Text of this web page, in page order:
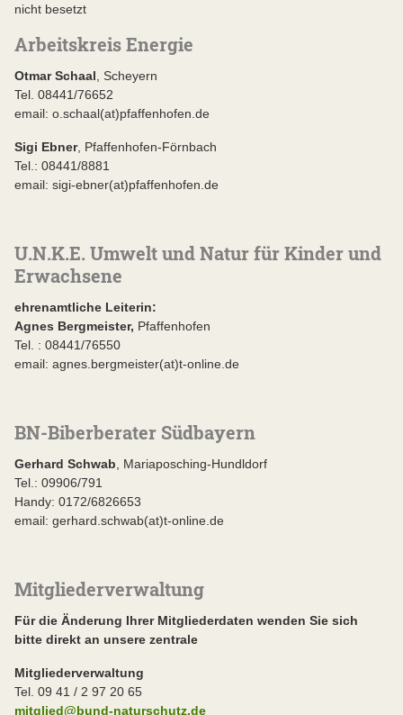
nicht besetzt
Arbeitskreis Energie
Otmar Schaal , Scheyern
Tel. 08441/76652
email: o.schaal(at)pfaffenhofen.de
Sigi Ebner, Pfaffenhofen-Förnbach
Tel.: 08441/8881
email: sigi-ebner(at)pfaffenhofen.de
U.N.K.E. Umwelt und Natur für Kinder und
Erwachsene
ehrenamtliche Leiterin:
Agnes Bergmeister, Pfaffenhofen
Tel. : 08441/76550
email: agnes.bergmeister(at)t-online.de
BN-Biberberater Südbayern
Gerhard Schwab , Mariaposching-Hundldorf
Tel.: 09906/791
Handy: 0172/6826653
email: gerhard.schwab(at)t-online.de
Mitgliederverwaltung
Für die Änderung Ihrer Mitgliederdaten wenden Sie sich
bitte direkt an unsere zentrale
Mitgliederverwaltung
Tel. 09 41 / 2 97 20 65
mitglied@bund-naturschutz.de